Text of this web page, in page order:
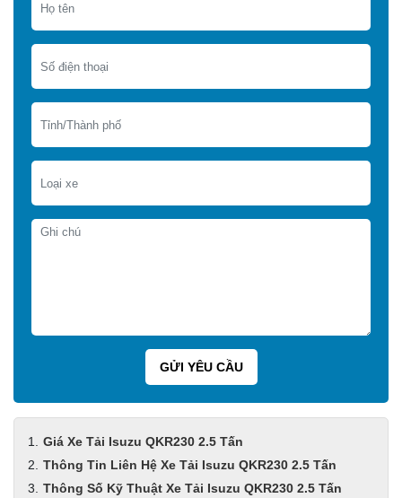
Giá Xe Tải Isuzu QKR230 2.5 Tấn
Thông Tin Liên Hệ Xe Tải Isuzu QKR230 2.5 Tấn
Thông Số Kỹ Thuật Xe Tải Isuzu QKR230 2.5 Tấn